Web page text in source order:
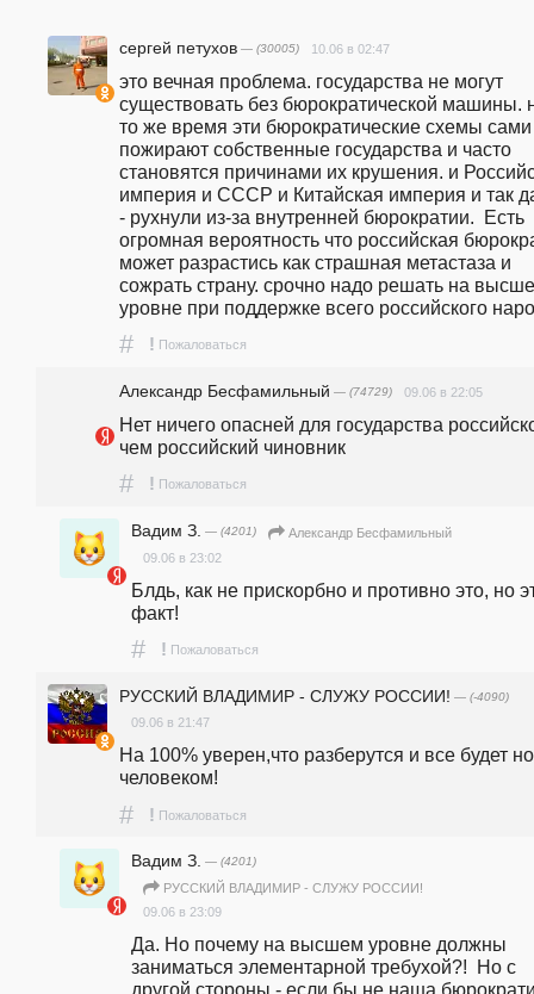
сергей петухов — (30005) 10.06 в 02:47
это вечная проблема. государства не могут
существовать без бюрократической машины.
то же время эти бюрократические схемы сами
пожирают собственные государства и часто
становятся причинами их крушения. и
империя и СССР и Китайская империя и так
- рухнули из-за внутренней бюрократии.  Есть
огромная вероятность что российская
может разрастись как страшная метастаза и
сожрать страну. срочно надо решать на
уровне при поддержке всего российского
# ! Пожаловаться
Александр Бесфамильный — (74729) 09.06 в 22:05
Нет ничего опасней для государства
чем российский чиновник
# ! Пожаловаться
Вадим З. — (4201)
Александр Бесфамильный
09.06 в 23:02
Блдь, как не прискорбно и противно это, но
факт!
# ! Пожаловаться
РУССКИЙ ВЛАДИМИР - СЛУЖУ РОССИИ! — (-4090)
09.06 в 21:47
На 100% уверен,что разберутся и все будет
человеком!
# ! Пожаловаться
Вадим З. — (4201)
РУССКИЙ ВЛАДИМИР - СЛУЖУ РОССИИ!
09.06 в 23:09
Да. Но почему на высшем уровне должны
заниматься элементарной требухой?!  Но с
другой стороны - если бы не наша